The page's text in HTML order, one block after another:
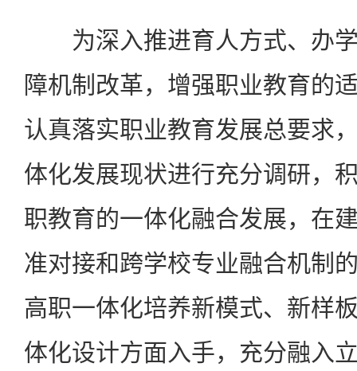
为深入推进育人方式、办学
障机制改革，增强职业教育的
认真落实职业教育发展总要求
体化发展现状进行充分调研，
职教育的一体化融合发展，在
准对接和跨学校专业融合机制
高职一体化培养新模式、新样
体化设计方面入手，充分融入